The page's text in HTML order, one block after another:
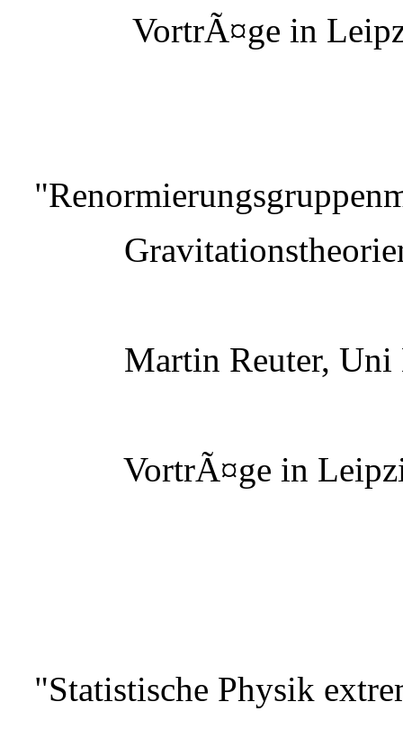
VortrÃ¤ge in
Martin Reuter, Uni
VortrÃ¤ge in
"Statistische Physik